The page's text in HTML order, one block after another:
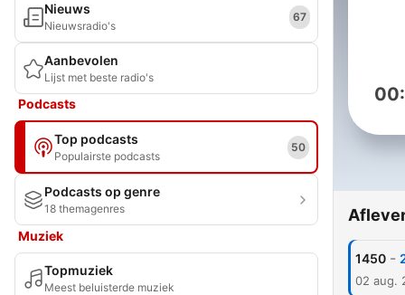
Nieuws
Nieuwsradio's
67
Aanbevolen
Lijst met beste radio's
Podcasts
Top podcasts
Populairste podcasts
50
Podcasts op genre
18 themagenres
Muziek
Topmuziek
Meest beluisterde muziek
1450 -
02 aug.